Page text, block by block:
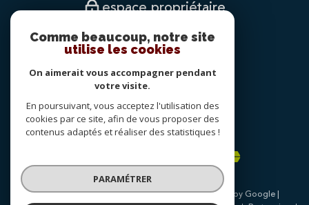
espace propriétaire
nous
suivre
nous
adhérons
© 2026 | Tous droits réservés | Traduction powered by Google |
Comme beaucoup, notre site
utilise les cookies
On aimerait vous accompagner pendant
votre visite.
En poursuivant, vous acceptez l'utilisation des
cookies par ce site, afin de vous proposer des
contenus adaptés et réaliser des statistiques !
PARAMÉTRER